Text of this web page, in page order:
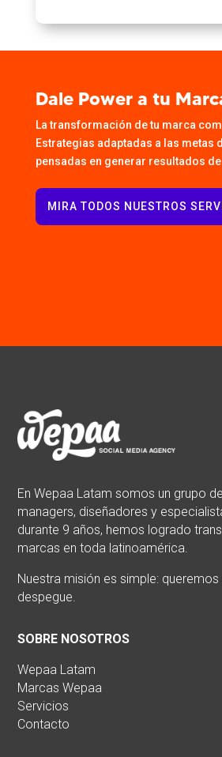
Dale Power a tu
La transformación de tu marca
Estrategias adaptadas a las metas
pensadas en generar resultados
MIRA TODOS NUESTROS
En Wepaa Latam somos un grupo
managers, diseñadores y
durante 9 años, hemos logrado
marcas en toda latinoamérica.
Nuestra misión es simple:
despegue.
SOBRE NOSOTROS
Wepaa Latam
Marcas Wepaa
Servicios
Contacto